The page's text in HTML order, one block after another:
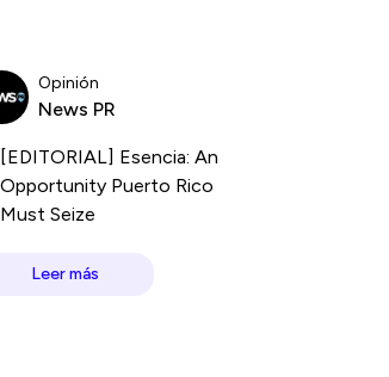
Opinión
News PR
[EDITORIAL] Esencia: An
Opportunity Puerto Rico
Must Seize
Leer más